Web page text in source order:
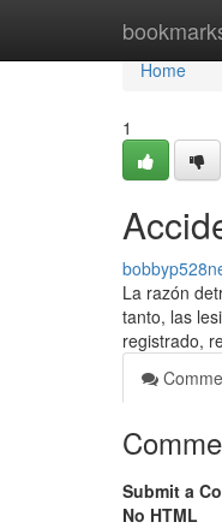
Home
Home
1
La razón
tanto, las
registrado,
Submit a
No HTML